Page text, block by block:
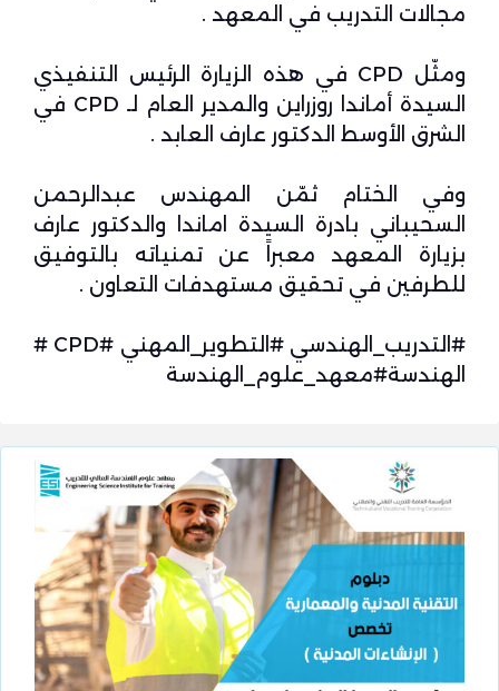
مجالات التدريب في المعهد .
ومثّل CPD في هذه الزيارة الرئيس التنفيذي
السيدة أماندا روزراين والمدير العام لـ CPD في
الشرق الأوسط الدكتور عارف العابد .
وفي الختام ثمّن المهندس عبدالرحمن
السحيباني بادرة السيدة اماندا والدكتور عارف
بزيارة المعهد معبراً عن تمنياته بالتوفيق
للطرفين في تحقيق مستهدفات التعاون .
#التدريب_الهندسي #التطوير_المهني #CPD #
الهندسة#معهد_علوم_الهندسة